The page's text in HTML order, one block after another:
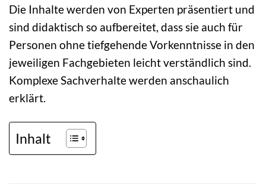
Die Inhalte werden von Experten präsentiert und
sind didaktisch so aufbereitet, dass sie auch für
Personen ohne tiefgehende Vorkenntnisse in den
jeweiligen Fachgebieten leicht verständlich sind.
Komplexe Sachverhalte werden anschaulich
erklärt.
Inhalt